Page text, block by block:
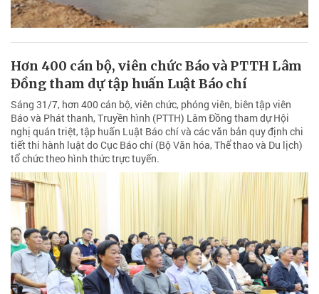
Hơn 400 cán bộ, viên chức Báo và PTTH Lâm
Đồng tham dự tập huấn Luật Báo chí
Sáng 31/7, hơn 400 cán bộ, viên chức, phóng viên, biên tập viên
Báo và Phát thanh, Truyền hình (PTTH) Lâm Đồng tham dự Hội
nghị quán triệt, tập huấn Luật Báo chí và các văn bản quy định chi
tiết thi hành luật do Cục Báo chí (Bộ Văn hóa, Thể thao và Du lịch)
tổ chức theo hình thức trực tuyến.